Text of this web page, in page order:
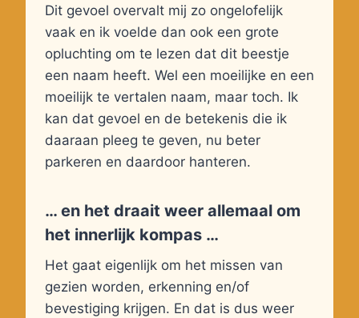
Dit gevoel overvalt mij zo ongelofelijk
vaak en ik voelde dan ook een grote
opluchting om te lezen dat dit beestje
een naam heeft. Wel een moeilijke en een
moeilijk te vertalen naam, maar toch. Ik
kan dat gevoel en de betekenis die ik
daaraan pleeg te geven, nu beter
parkeren en daardoor hanteren.
… en het draait weer allemaal om
het innerlijk kompas …
Het gaat eigenlijk om het missen van
gezien worden, erkenning en/of
bevestiging krijgen. En dat is dus weer